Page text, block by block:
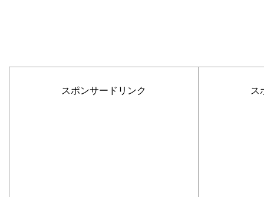
スポンサードリンク ス